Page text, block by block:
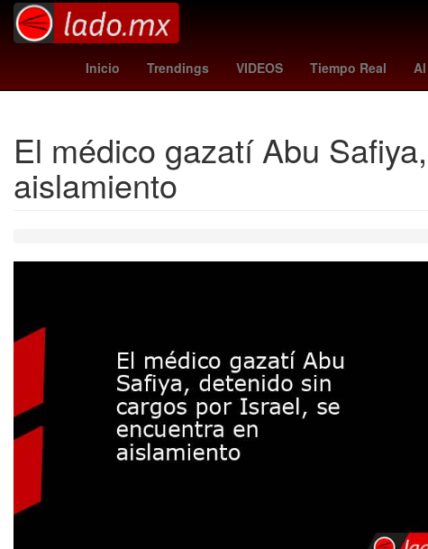
Inicio Trendings VIDEOS Tiempo Real
Gobierno Argentina
El médico gazatí Abu
aislamiento